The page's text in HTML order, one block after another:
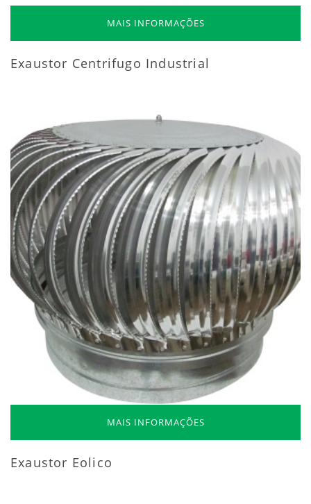
MAIS INFORMAÇÕES
Exaustor Centrifugo Industrial
MAIS INFORMAÇÕES
Exaustor Eolico